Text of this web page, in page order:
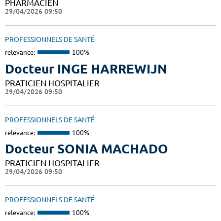
PHARMACIEN
29/04/2026 09:50
PROFESSIONNELS DE SANTÉ
relevance: 100%
Docteur INGE HARREWIJN
PRATICIEN HOSPITALIER
29/04/2026 09:50
PROFESSIONNELS DE SANTÉ
relevance: 100%
Docteur SONIA MACHADO
PRATICIEN HOSPITALIER
29/04/2026 09:50
PROFESSIONNELS DE SANTÉ
relevance: 100%